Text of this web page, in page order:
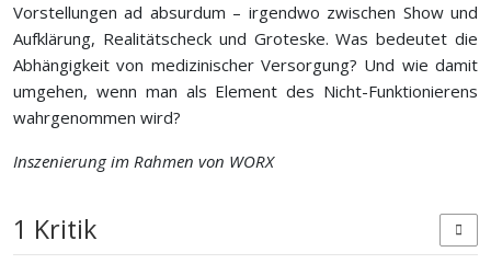
Vorstellungen ad absurdum – irgendwo zwischen Show und
Aufklärung, Realitätscheck und Groteske. Was bedeutet die
Abhängigkeit von medizinischer Versorgung? Und wie damit
umgehen, wenn man als Element des Nicht-Funktionierens
wahrgenommen wird?
Inszenierung im Rahmen von WORX
1 Kritik